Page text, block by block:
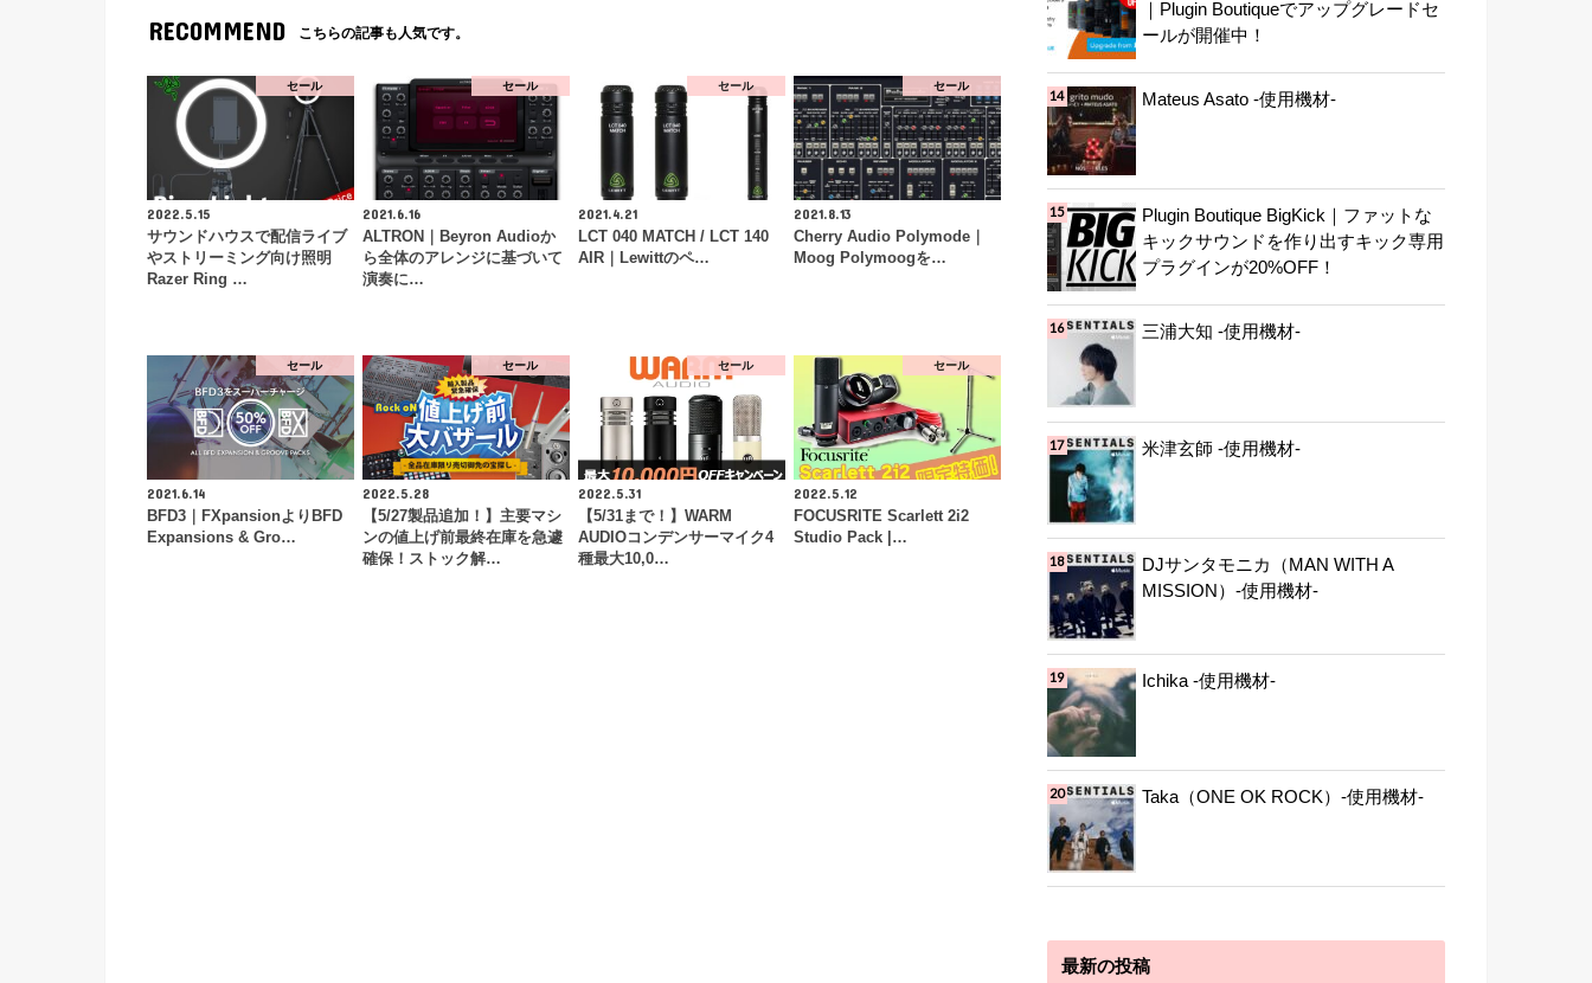
RECOMMEND こちらの記事も人気です。
セール
2022.5.15
サウンドハウスで配信ライブ
やストリーミング向け照明
Razer Ring …
セール
2021.6.16
ALTRON｜Beyron Audioか
ら全体のアレンジに基づいて
演奏に…
セール
2021.4.21
LCT 040 MATCH / LCT 140
AIR｜Lewittのペ…
セール
2021.8.13
Cherry Audio Polymode｜
Moog Polymoogを…
セール
2021.6.14
BFD3｜FXpansionよりBFD
Expansions & Gro…
セール
2022.5.28
【5/27製品追加！】主要マシ
ンの値上げ前最終在庫を急遽
確保！ストック解…
セール
2022.5.31
【5/31まで！】WARM
AUDIOコンデンサーマイク4
種最大10,0…
セール
2022.5.12
FOCUSRITE Scarlett 2i2
Studio Pack |…
｜Plugin Boutiqueでアップグレードセ
ールが開催中！
Mateus Asato -使用機材-
Plugin Boutique BigKick｜ファットな
キックサウンドを作り出すキック専用
プラグインが20%OFF！
三浦大知 -使用機材-
米津玄師 -使用機材-
DJサンタモニカ（MAN WITH A
MISSION）-使用機材-
Ichika -使用機材-
Taka（ONE OK ROCK）-使用機材-
最新の投稿